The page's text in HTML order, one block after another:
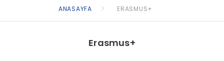
ANASAYFA ERASMUS+
Erasmus+